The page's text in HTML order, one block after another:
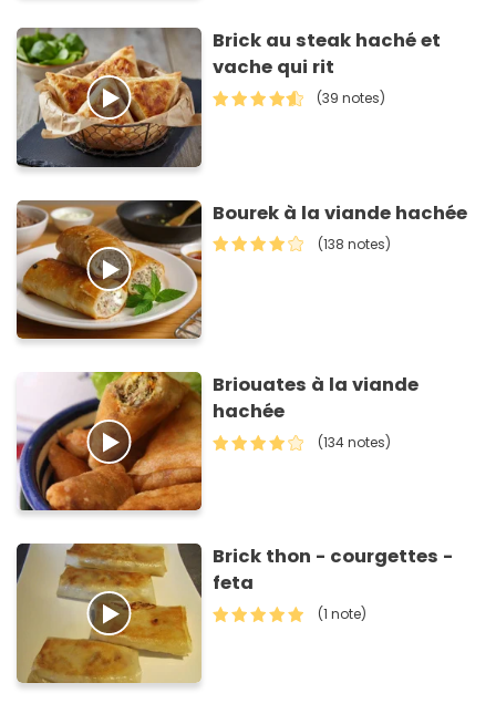
Brick au steak haché et
vache qui rit
(39 notes)
Bourek à la viande hachée
(138 notes)
Briouates à la viande
hachée
(134 notes)
Brick thon - courgettes -
feta
(1 note)